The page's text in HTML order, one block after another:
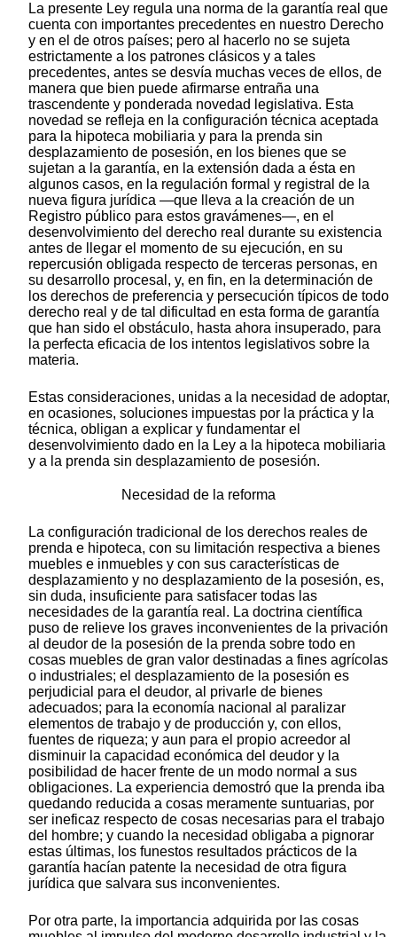
La presente Ley regula una norma de la garantía real que
cuenta con importantes precedentes en nuestro Derecho
y en el de otros países; pero al hacerlo no se sujeta
estrictamente a los patrones clásicos y a tales
precedentes, antes se desvía muchas veces de ellos, de
manera que bien puede afirmarse entraña una
trascendente y ponderada novedad legislativa. Esta
novedad se refleja en la configuración técnica aceptada
para la hipoteca mobiliaria y para la prenda sin
desplazamiento de posesión, en los bienes que se
sujetan a la garantía, en la extensión dada a ésta en
algunos casos, en la regulación formal y registral de la
nueva figura jurídica —que lleva a la creación de un
Registro público para estos gravámenes—, en el
desenvolvimiento del derecho real durante su existencia
antes de llegar el momento de su ejecución, en su
repercusión obligada respecto de terceras personas, en
su desarrollo procesal, y, en fin, en la determinación de
los derechos de preferencia y persecución típicos de todo
derecho real y de tal dificultad en esta forma de garantía
que han sido el obstáculo, hasta ahora insuperado, para
la perfecta eficacia de los intentos legislativos sobre la
materia.
Estas consideraciones, unidas a la necesidad de adoptar,
en ocasiones, soluciones impuestas por la práctica y la
técnica, obligan a explicar y fundamentar el
desenvolvimiento dado en la Ley a la hipoteca mobiliaria
y a la prenda sin desplazamiento de posesión.
Necesidad de la reforma
La configuración tradicional de los derechos reales de
prenda e hipoteca, con su limitación respectiva a bienes
muebles e inmuebles y con sus características de
desplazamiento y no desplazamiento de la posesión, es,
sin duda, insuficiente para satisfacer todas las
necesidades de la garantía real. La doctrina científica
puso de relieve los graves inconvenientes de la privación
al deudor de la posesión de la prenda sobre todo en
cosas muebles de gran valor destinadas a fines agrícolas
o industriales; el desplazamiento de la posesión es
perjudicial para el deudor, al privarle de bienes
adecuados; para la economía nacional al paralizar
elementos de trabajo y de producción y, con ellos,
fuentes de riqueza; y aun para el propio acreedor al
disminuir la capacidad económica del deudor y la
posibilidad de hacer frente de un modo normal a sus
obligaciones. La experiencia demostró que la prenda iba
quedando reducida a cosas meramente suntuarias, por
ser ineficaz respecto de cosas necesarias para el trabajo
del hombre; y cuando la necesidad obligaba a pignorar
estas últimas, los funestos resultados prácticos de la
garantía hacían patente la necesidad de otra figura
jurídica que salvara sus inconvenientes.
Por otra parte, la importancia adquirida por las cosas